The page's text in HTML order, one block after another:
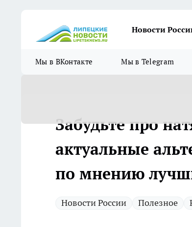
Новости
Мы в ВКонтакте Мы в Telegram
Забудьте про
актуальные
по мнению
Новости России Полезное